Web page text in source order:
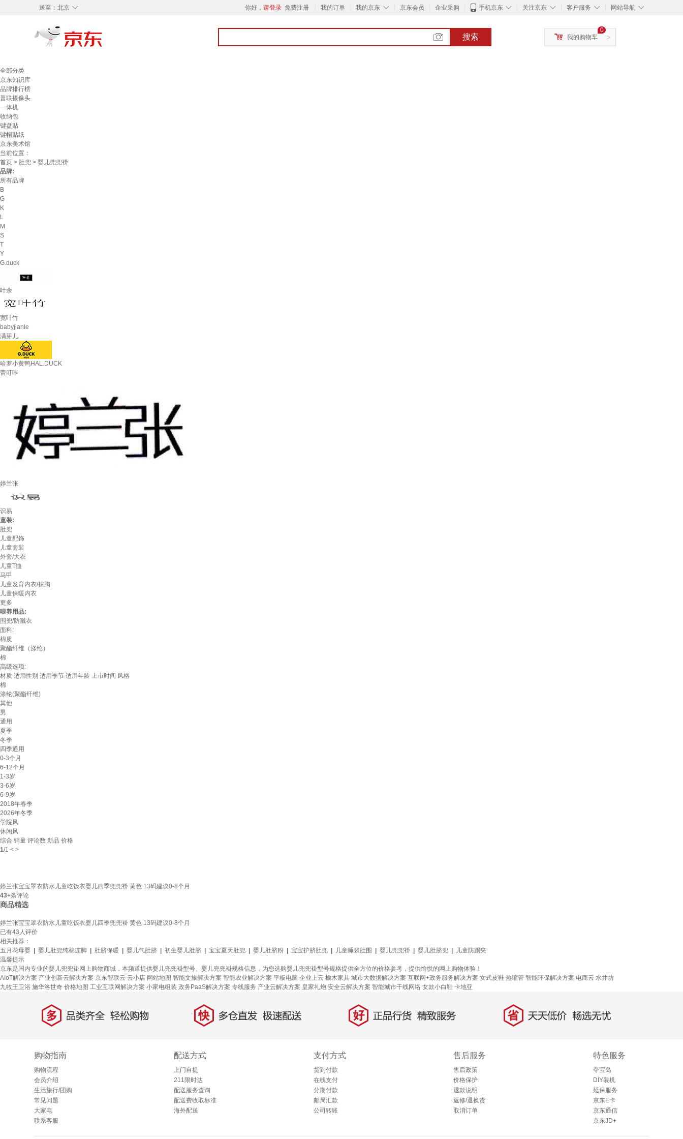
◇
送至： 北京 你好， 请登录 免费注册 我的订单 ◇
我的京东 京东会员 企业采购 ◇
手机京东 ◇
关注京东 ◇
客户服务 ◇
网站导航
搜索 >
0
我的购物车
全部分类
京东知识库
品牌排行榜
普联摄像头
一体机
收纳包
键盘贴
键帽贴纸
京东美术馆
当前位置：
首页 > 肚兜 > 婴儿兜兜褂
品牌:
所有品牌
B
G
K
L
M
S
T
Y
G.duck
叶余
宽叶竹
babyjianle
满芽儿
哈罗小黄鸭HAL.DUCK
蕾叮咔
婷兰张
识易
童装:
肚兜
儿童配饰
儿童套装
外套/大衣
儿童T恤
马甲
儿童发育内衣/抹胸
儿童保暖内衣
更多
喂养用品:
围兜/防溅衣
面料:
棉质
聚酯纤维（涤纶）
棉
高级选项:
材质 适用性别 适用季节 适用年龄 上市时间 风格
棉
涤纶(聚酯纤维)
其他
男
通用
夏季
冬季
四季通用
0-3个月
6-12个月
1-3岁
3-6岁
6-9岁
2018年春季
2026年冬季
学院风
休闲风
综合 销量 评论数 新品 价格
1/1 < >
婷兰张宝宝罩衣防水儿童吃饭衣婴儿四季兜兜褂 黄色 13码建议0-8个月
43+条评论
商品精选
婷兰张宝宝罩衣防水儿童吃饭衣婴儿四季兜兜褂 黄色 13码建议0-8个月
已有43 人评价
相关推荐：
五月花母婴
婴儿肚兜纯棉连脚 肚脐保暖 婴儿气肚脐 初生婴儿肚脐 宝宝夏天肚兜 婴儿肚脐粉 宝宝护脐肚兜 儿童睡袋肚围 婴儿兜兜褂 婴儿肚脐兜
儿童防踢夹
温馨提示
京东是国内专业的婴儿兜兜褂网上购物商城，本频道提供婴儿兜兜褂型号、婴儿兜兜褂规格信息，为您选购婴儿兜兜褂型号规格提供全方位的价格参考，提供愉悦的网上购物体验！
AIoT解决方案 产业创新云解决方案 京东智联云 云小店 网站地图 智能文旅解决方案 智能农业解决方案 平板电脑 企业上云 榆木家具 城市大数据解决方案 互联网+政务服务解决方案 女式皮鞋 热缩管 智能环保解决方案 电商云 水井坊
九牧王卫浴 施华洛世奇 价格地图 工业互联网解决方案 小家电组装 政务PaaS解决方案 专线服务 产业云解决方案 皇家礼炮 安全云解决方案 智能城市干线网络 女款小白鞋 卡地亚
多 品类齐全，轻松购物 快 多仓直发，极速配送 好 正品行货，精致服务 省 天天低价，畅选无忧
购物指南
购物流程
会员介绍
生活旅行/团购
常见问题
大家电
联系客服
配送方式
上门自提
211限时达
配送服务查询
配送费收取标准
海外配送
支付方式
货到付款
在线支付
分期付款
邮局汇款
公司转账
售后服务
售后政策
价格保护
退款说明
返修/退换货
取消订单
特色服务
夺宝岛
DIY装机
延保服务
京东E卡
京东通信
京东JD+